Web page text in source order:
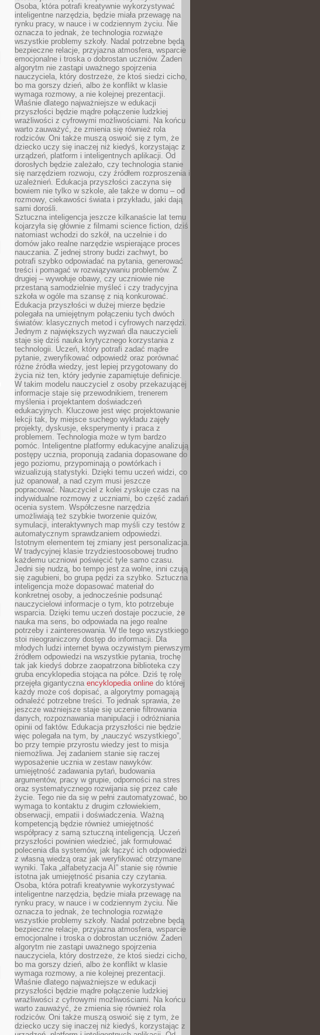
Osoba, która potrafi kreatywnie wykorzystywać
inteligentne narzędzia, będzie miała przewagę na
rynku pracy, w nauce i w codziennym życiu. Nie
oznacza to jednak, że technologia rozwiąże
wszystkie problemy szkoły. Nadal potrzebne będą
bezpieczne relacje, przyjazna atmosfera, wsparcie
emocjonalne i troska o dobrostan uczniów. Żaden
algorytm nie zastąpi uważnego spojrzenia
nauczyciela, który dostrzeże, że ktoś siedzi cicho,
bo ma gorszy dzień, albo że konflikt w klasie
wymaga rozmowy, a nie kolejnej prezentacji.
Właśnie dlatego najważniejsze w edukacji
przyszłości będzie mądre połączenie ludzkiej
wrażliwości z cyfrowymi możliwościami. Na końcu
warto zauważyć, że zmienia się również rola
rodziców. Oni także muszą oswoić się z tym, że
dziecko uczy się inaczej niż kiedyś, korzystając z
urządzeń, platform i inteligentnych aplikacji. Od
dorosłych będzie zależało, czy technologia stanie
się narzędziem rozwoju, czy źródłem rozproszenia i
uzależnień. Edukacja przyszłości zaczyna się
bowiem nie tylko w szkole, ale także w domu – od
rozmowy, ciekawości świata i przykładu, jaki dają
sami dorośli.
Sztuczna inteligencja jeszcze kilkanaście lat temu
kojarzyła się głównie z filmami science fiction, dziś
natomiast wchodzi do szkół, na uczelnie i do
domów jako realne narzędzie wspierające proces
nauczania. Z jednej strony budzi zachwyt, bo
potrafi szybko odpowiadać na pytania, generować
treści i pomagać w rozwiązywaniu problemów. Z
drugiej – wywołuje obawy, czy uczniowie nie
przestaną samodzielnie myśleć i czy tradycyjna
szkoła w ogóle ma szansę z nią konkurować.
Edukacja przyszłości w dużej mierze będzie
polegała na umiejętnym połączeniu tych dwóch
światów: klasycznych metod i cyfrowych narzędzi.
Jednym z największych wyzwań dla nauczycieli
staje się dziś nauka krytycznego korzystania z
technologii. Uczeń, który potrafi zadać mądre
pytanie, zweryfikować odpowiedź oraz porównać
różne źródła wiedzy, jest lepiej przygotowany do
życia niż ten, który jedynie zapamiętuje definicje.
W takim modelu nauczyciel z osoby przekazującej
informacje staje się przewodnikiem, trenerem
myślenia i projektantem doświadczeń
edukacyjnych. Kluczowe jest więc projektowanie
lekcji tak, by miejsce suchego wykładu zajęły
projekty, dyskusje, eksperymenty i praca z
problemem. Technologia może w tym bardzo
pomóc. Inteligentne platformy edukacyjne analizują
postępy ucznia, proponują zadania dopasowane do
jego poziomu, przypominają o powtórkach i
wizualizują statystyki. Dzięki temu uczeń widzi, co
już opanował, a nad czym musi jeszcze
popracować. Nauczyciel z kolei zyskuje czas na
indywidualne rozmowy z uczniami, bo część zadań
ocenia system. Współczesne narzędzia
umożliwiają też szybkie tworzenie quizów,
symulacji, interaktywnych map myśli czy testów z
automatycznym sprawdzaniem odpowiedzi.
Istotnym elementem tej zmiany jest personalizacja.
W tradycyjnej klasie trzydziestoosobowej trudno
każdemu uczniowi poświęcić tyle samo czasu.
Jedni się nudzą, bo tempo jest za wolne, inni czują
się zagubieni, bo grupa pędzi za szybko. Sztuczna
inteligencja może dopasować materiał do
konkretnej osoby, a jednocześnie podsunąć
nauczycielowi informacje o tym, kto potrzebuje
wsparcia. Dzięki temu uczeń dostaje poczucie, że
nauka ma sens, bo odpowiada na jego realne
potrzeby i zainteresowania. W tle tego wszystkiego
stoi nieograniczony dostęp do informacji. Dla
młodych ludzi internet bywa oczywistym pierwszym
źródłem odpowiedzi na wszystkie pytania, trochę
tak jak kiedyś dobrze zaopatrzona biblioteka czy
gruba encyklopedia stojąca na półce. Dziś tę rolę
przejęła gigantyczna encyklopedia online do której
każdy może coś dopisać, a algorytmy pomagają
odnaleźć potrzebne treści. To jednak sprawia, że
jeszcze ważniejsze staje się uczenie filtrowania
danych, rozpoznawania manipulacji i odróżniania
opinii od faktów. Edukacja przyszłości nie będzie
więc polegała na tym, by „nauczyć wszystkiego”,
bo przy tempie przyrostu wiedzy jest to misja
niemożliwa. Jej zadaniem stanie się raczej
wyposażenie ucznia w zestaw nawyków:
umiejętność zadawania pytań, budowania
argumentów, pracy w grupie, odporności na stres
oraz systematycznego rozwijania się przez całe
życie. Tego nie da się w pełni zautomatyzować, bo
wymaga to kontaktu z drugim człowiekiem,
obserwacji, empatii i doświadczenia. Ważną
kompetencją będzie również umiejętność
współpracy z samą sztuczną inteligencją. Uczeń
przyszłości powinien wiedzieć, jak formułować
polecenia dla systemów, jak łączyć ich odpowiedzi
z własną wiedzą oraz jak weryfikować otrzymane
wyniki. Taka „alfabetyzacja AI” stanie się równie
istotna jak umiejętność pisania czy czytania.
Osoba, która potrafi kreatywnie wykorzystywać
inteligentne narzędzia, będzie miała przewagę na
rynku pracy, w nauce i w codziennym życiu. Nie
oznacza to jednak, że technologia rozwiąże
wszystkie problemy szkoły. Nadal potrzebne będą
bezpieczne relacje, przyjazna atmosfera, wsparcie
emocjonalne i troska o dobrostan uczniów. Żaden
algorytm nie zastąpi uważnego spojrzenia
nauczyciela, który dostrzeże, że ktoś siedzi cicho,
bo ma gorszy dzień, albo że konflikt w klasie
wymaga rozmowy, a nie kolejnej prezentacji.
Właśnie dlatego najważniejsze w edukacji
przyszłości będzie mądre połączenie ludzkiej
wrażliwości z cyfrowymi możliwościami. Na końcu
warto zauważyć, że zmienia się również rola
rodziców. Oni także muszą oswoić się z tym, że
dziecko uczy się inaczej niż kiedyś, korzystając z